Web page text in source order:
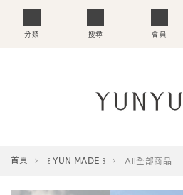
分類 搜尋 會員
首頁 ꒰ 𝖸𝖴𝖭 𝖬𝖠𝖣𝖤 ꒱ All全部商品